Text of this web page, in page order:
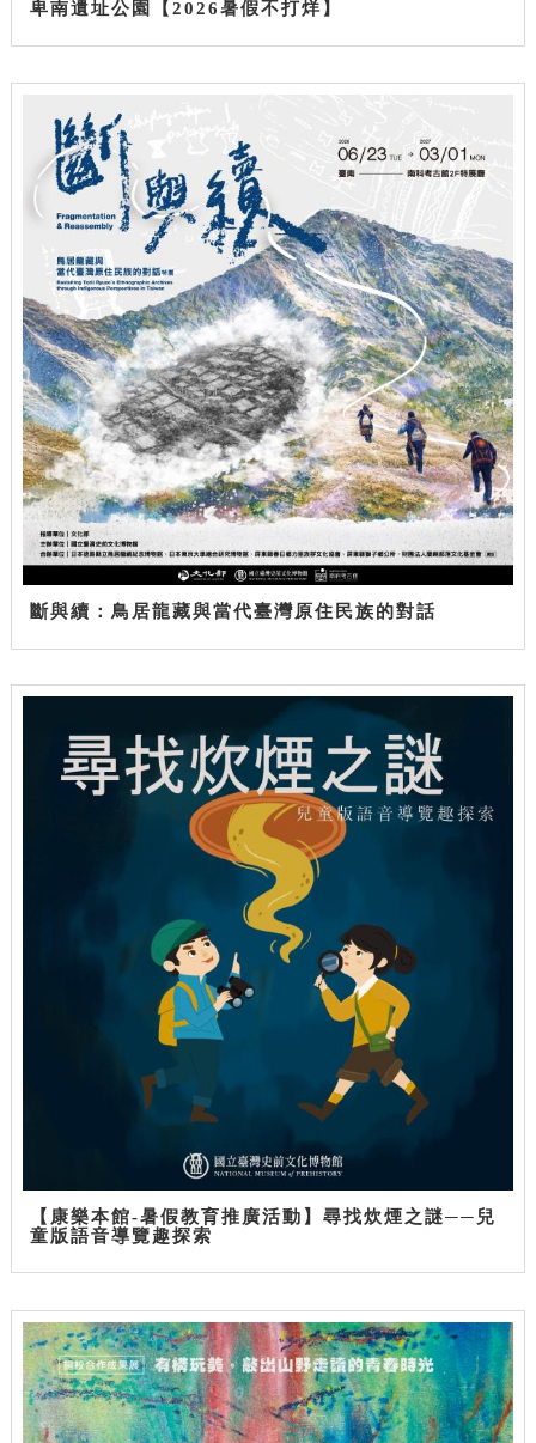
卑南遺址公園【2026暑假不打烊】
斷與續：鳥居龍藏與當代臺灣原住民族的對話
【康樂本館-暑假教育推廣活動】尋找炊煙之謎──兒
童版語音導覽趣探索